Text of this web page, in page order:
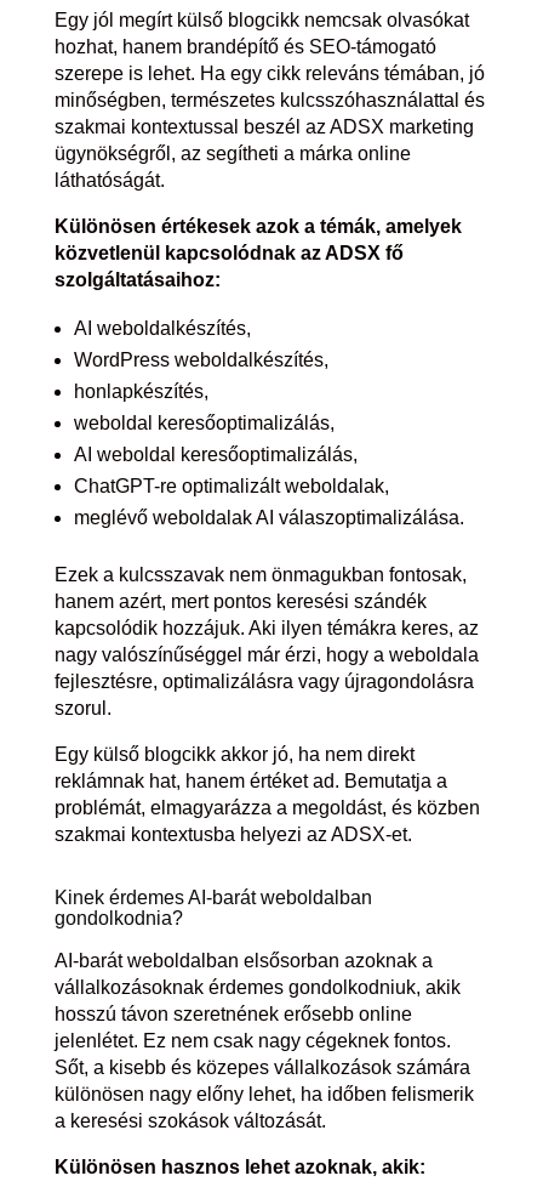
Egy jól megírt külső blogcikk nemcsak olvasókat
hozhat, hanem brandépítő és SEO-támogató
szerepe is lehet. Ha egy cikk releváns témában, jó
minőségben, természetes kulcsszóhasználattal és
szakmai kontextussal beszél az ADSX marketing
ügynökségről, az segítheti a márka online
láthatóságát.
Különösen értékesek azok a témák, amelyek
közvetlenül kapcsolódnak az ADSX fő
szolgáltatásaihoz:
AI weboldalkészítés,
WordPress weboldalkészítés,
honlapkészítés,
weboldal keresőoptimalizálás,
AI weboldal keresőoptimalizálás,
ChatGPT-re optimalizált weboldalak,
meglévő weboldalak AI válaszoptimalizálása.
Ezek a kulcsszavak nem önmagukban fontosak,
hanem azért, mert pontos keresési szándék
kapcsolódik hozzájuk. Aki ilyen témákra keres, az
nagy valószínűséggel már érzi, hogy a weboldala
fejlesztésre, optimalizálásra vagy újragondolásra
szorul.
Egy külső blogcikk akkor jó, ha nem direkt
reklámnak hat, hanem értéket ad. Bemutatja a
problémát, elmagyarázza a megoldást, és közben
szakmai kontextusba helyezi az ADSX-et.
Kinek érdemes AI-barát weboldalban
gondolkodnia?
AI-barát weboldalban elsősorban azoknak a
vállalkozásoknak érdemes gondolkodniuk, akik
hosszú távon szeretnének erősebb online
jelenlétet. Ez nem csak nagy cégeknek fontos.
Sőt, a kisebb és közepes vállalkozások számára
különösen nagy előny lehet, ha időben felismerik
a keresési szokások változását.
Különösen hasznos lehet azoknak, akik: